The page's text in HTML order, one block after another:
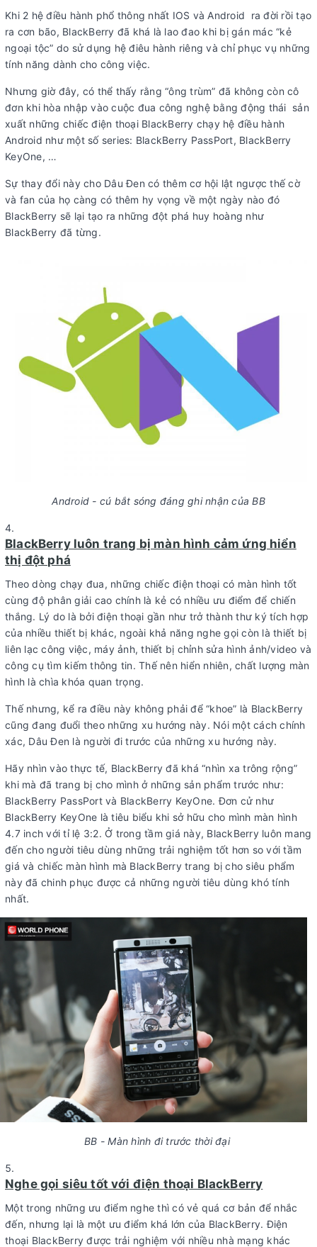
Khi 2 hệ điều hành phổ thông nhất IOS và Android ra đời rồi tạo
ra cơn bão, BlackBerry đã khá là lao đao khi bị gán mác “kẻ
ngoại tộc” do sử dụng hệ điêu hành riêng và chỉ phục vụ những
tính năng dành cho công việc.
Nhưng giờ đây, có thể thấy rằng “ông trùm” đã không còn cô
đơn khi hòa nhập vào cuộc đua công nghệ bằng động thái sản
xuất những chiếc điện thoại BlackBerry chạy hệ điều hành
Android như một số series: BlackBerry PassPort, BlackBerry
KeyOne, …
Sự thay đổi này cho Dâu Đen có thêm cơ hội lật ngược thế cờ
và fan của họ càng có thêm hy vọng về một ngày nào đó
BlackBerry sẽ lại tạo ra những đột phá huy hoàng như
BlackBerry đã từng.
Android - cú bắt sóng đáng ghi nhận của BB
BlackBerry luôn trang bị màn hình cảm ứng hiển
thị đột phá
Theo dòng chạy đua, những chiếc điện thoại có màn hình tốt
cùng độ phân giải cao chính là kẻ có nhiều ưu điểm để chiến
thắng. Lý do là bởi điện thoại gần như trở thành thư ký tích hợp
của nhiều thiết bị khác, ngoài khả năng nghe gọi còn là thiết bị
liên lạc công việc, máy ảnh, thiết bị chỉnh sửa hình ảnh/video và
công cụ tìm kiếm thông tin. Thế nên hiển nhiên, chất lượng màn
hình là chìa khóa quan trọng.
Thế nhưng, kể ra điều này không phải để “khoe” là BlackBerry
cũng đang đuổi theo những xu hướng này. Nói một cách chính
xác, Dâu Đen là người đi trước của những xu hướng này.
Hãy nhìn vào thực tế, BlackBerry đã khá “nhìn xa trông rộng”
khi mà đã trang bị cho mình ở những sản phẩm trước như:
BlackBerry PassPort và BlackBerry KeyOne. Đơn cử như
BlackBerry KeyOne là tiêu biểu khi sở hữu cho mình màn hình
4.7 inch với tỉ lệ 3:2. Ở trong tầm giá này, BlackBerry luôn mang
đến cho người tiêu dùng những trải nghiệm tốt hơn so với tầm
giá và chiếc màn hình mà BlackBerry trang bị cho siêu phẩm
này đã chinh phục được cả những người tiêu dùng khó tính
nhất.
BB - Màn hình đi trước thời đại
Nghe gọi siêu tốt với điện thoại BlackBerry
Một trong những ưu điểm nghe thì có vẻ quá cơ bản để nhắc
đến, nhưng lại là một ưu điểm khá lớn của BlackBerry. Điện
thoại BlackBerry được trải nghiệm với nhiều nhà mạng khác